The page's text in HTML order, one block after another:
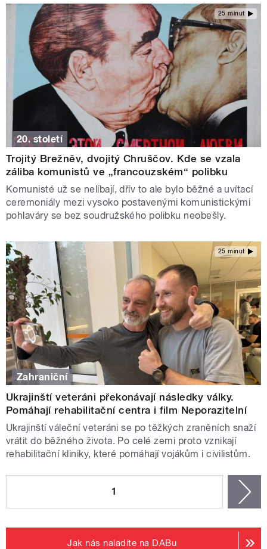
25 minut
20. století
Trojitý Brežněv, dvojitý Chruščov. Kde se vzala
záliba komunistů ve „francouzském“ polibku
Komunisté už se nelíbají, dřív to ale bylo běžné a uvítací
ceremoniály mezi vysoko postavenými komunistickými
pohlaváry se bez soudružského polibku neobešly.
25 minut
Zahraniční
Ukrajinští veteráni překonávají následky války.
Pomáhají rehabilitační centra i film Neporazitelní
Ukrajinští váleční veteráni se po těžkých zraněních snaží
vrátit do běžného života. Po celé zemi proto vznikají
rehabilitační kliniky, které pomáhají vojákům i civilistům.
1
Jak nás naladíte na DABu